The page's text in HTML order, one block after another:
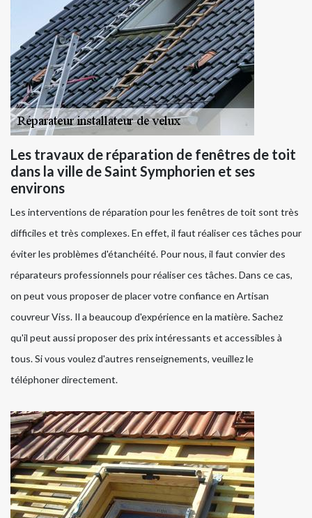
Les travaux de réparation de fenêtres de toit
dans la ville de Saint Symphorien et ses
environs
Les interventions de réparation pour les fenêtres de toit sont très
difficiles et très complexes. En effet, il faut réaliser ces tâches pour
éviter les problèmes d'étanchéité. Pour nous, il faut convier des
réparateurs professionnels pour réaliser ces tâches. Dans ce cas,
on peut vous proposer de placer votre confiance en Artisan
couvreur Viss. Il a beaucoup d'expérience en la matière. Sachez
qu'il peut aussi proposer des prix intéressants et accessibles à
tous. Si vous voulez d'autres renseignements, veuillez le
téléphoner directement.